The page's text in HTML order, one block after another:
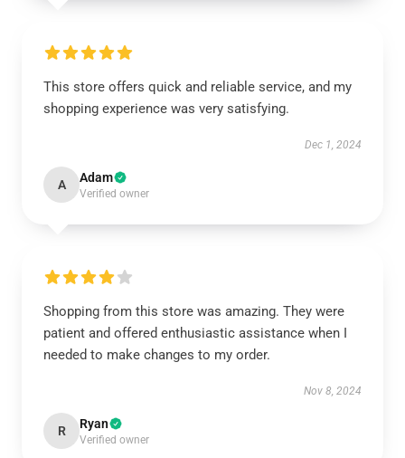
This store offers quick and reliable service, and my
shopping experience was very satisfying.
Dec 1, 2024
A Adam
Verified owner
Shopping from this store was amazing. They were
patient and offered enthusiastic assistance when I
needed to make changes to my order.
Nov 8, 2024
R Ryan
Verified owner